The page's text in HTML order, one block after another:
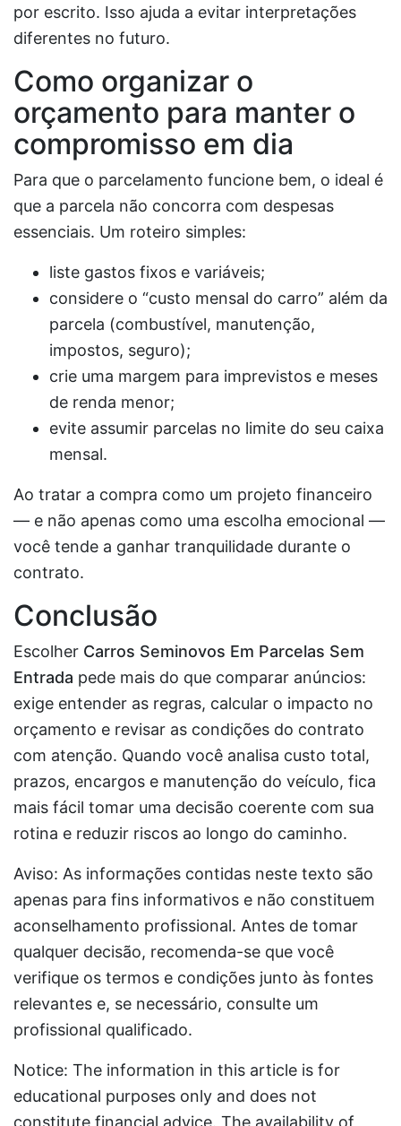
por escrito. Isso ajuda a evitar interpretações
diferentes no futuro.
Como organizar o
orçamento para manter o
compromisso em dia
Para que o parcelamento funcione bem, o ideal é
que a parcela não concorra com despesas
essenciais. Um roteiro simples:
liste gastos fixos e variáveis;
considere o “custo mensal do carro” além da
parcela (combustível, manutenção,
impostos, seguro);
crie uma margem para imprevistos e meses
de renda menor;
evite assumir parcelas no limite do seu caixa
mensal.
Ao tratar a compra como um projeto financeiro
— e não apenas como uma escolha emocional —
você tende a ganhar tranquilidade durante o
contrato.
Conclusão
Escolher Carros Seminovos Em Parcelas Sem
Entrada pede mais do que comparar anúncios:
exige entender as regras, calcular o impacto no
orçamento e revisar as condições do contrato
com atenção. Quando você analisa custo total,
prazos, encargos e manutenção do veículo, fica
mais fácil tomar uma decisão coerente com sua
rotina e reduzir riscos ao longo do caminho.
Aviso: As informações contidas neste texto são
apenas para fins informativos e não constituem
aconselhamento profissional. Antes de tomar
qualquer decisão, recomenda-se que você
verifique os termos e condições junto às fontes
relevantes e, se necessário, consulte um
profissional qualificado.
Notice: The information in this article is for
educational purposes only and does not
constitute financial advice. The availability of